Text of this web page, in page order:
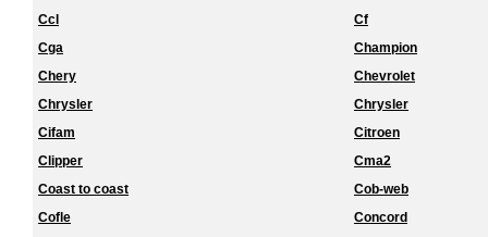
Ccl
Cf
Cga
Champion
Chery
Chevrolet
Chrysler
Chrysler
Cifam
Citroen
Clipper
Cma2
Coast to coast
Cob-web
Cofle
Concord